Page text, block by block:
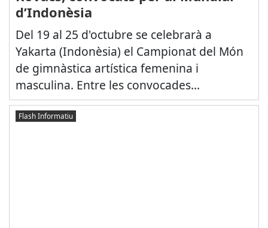
d’Indonèsia
Del 19 al 25 d'octubre se celebrarà a
Yakarta (Indonèsia) el Campionat del Món
de gimnàstica artística femenina i
masculina. Entre les convocades...
Flash Informatiu